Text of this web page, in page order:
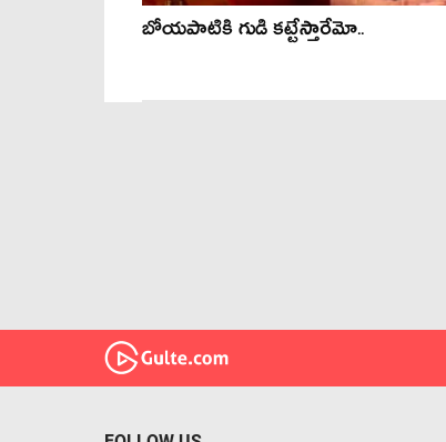
బోయ‌పాటికి గుడి క‌ట్టేస్తారేమో..